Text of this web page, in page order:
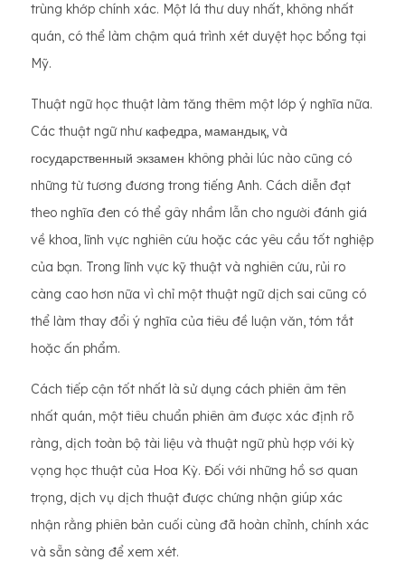
trùng khớp chính xác. Một lá thư duy nhất, không nhất
quán, có thể làm chậm quá trình xét duyệt học bổng tại
Mỹ.
Thuật ngữ học thuật làm tăng thêm một lớp ý nghĩa nữa.
Các thuật ngữ như кафедра, мамандық, và
государственный экзамен không phải lúc nào cũng có
những từ tương đương trong tiếng Anh. Cách diễn đạt
theo nghĩa đen có thể gây nhầm lẫn cho người đánh giá
về khoa, lĩnh vực nghiên cứu hoặc các yêu cầu tốt nghiệp
của bạn. Trong lĩnh vực kỹ thuật và nghiên cứu, rủi ro
càng cao hơn nữa vì chỉ một thuật ngữ dịch sai cũng có
thể làm thay đổi ý nghĩa của tiêu đề luận văn, tóm tắt
hoặc ấn phẩm.
Cách tiếp cận tốt nhất là sử dụng cách phiên âm tên
nhất quán, một tiêu chuẩn phiên âm được xác định rõ
ràng, dịch toàn bộ tài liệu và thuật ngữ phù hợp với kỳ
vọng học thuật của Hoa Kỳ. Đối với những hồ sơ quan
trọng, dịch vụ dịch thuật được chứng nhận giúp xác
nhận rằng phiên bản cuối cùng đã hoàn chỉnh, chính xác
và sẵn sàng để xem xét.